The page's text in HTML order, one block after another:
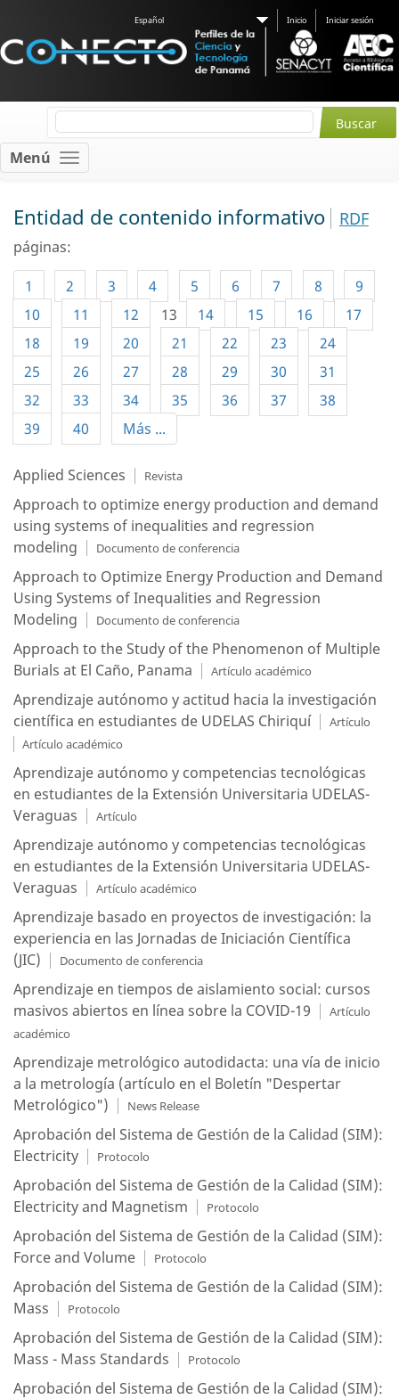
Español Inicio Iniciar sesión
Menú
Entidad de contenido informativo RDF
páginas:
1
2 3 4 5 6 7 8
9
10
11 12 13 14 15 16
17
18
19 20 21 22 23
24
25
26 27 28 29 30
31
32
33 34 35 36 37
38
39
40 Más ...
Applied Sciences Revista
Approach to optimize energy production and demand
using systems of inequalities and regression
modeling
Documento de conferencia
Approach to Optimize Energy Production and Demand
Using Systems of Inequalities and Regression
Modeling
Documento de conferencia
Approach to the Study of the Phenomenon of Multiple
Burials at El Caño, Panama
Artículo académico
Aprendizaje autónomo y actitud hacia la investigación
científica en estudiantes de UDELAS Chiriquí
Artículo
Artículo académico
Aprendizaje autónomo y competencias tecnológicas
en estudiantes de la Extensión Universitaria UDELAS-
Veraguas
Artículo
Aprendizaje autónomo y competencias tecnológicas
en estudiantes de la Extensión Universitaria UDELAS-
Veraguas
Artículo académico
Aprendizaje basado en proyectos de investigación: la
experiencia en las Jornadas de Iniciación Científica
(JIC)
Documento de conferencia
Aprendizaje en tiempos de aislamiento social: cursos
masivos abiertos en línea sobre la COVID-19
Artículo
académico
Aprendizaje metrológico autodidacta: una vía de inicio
a la metrología (artículo en el Boletín "Despertar
Metrológico")
News Release
Aprobación del Sistema de Gestión de la Calidad (SIM):
Electricity
Protocolo
Aprobación del Sistema de Gestión de la Calidad (SIM):
Electricity and Magnetism
Protocolo
Aprobación del Sistema de Gestión de la Calidad (SIM):
Force and Volume
Protocolo
Aprobación del Sistema de Gestión de la Calidad (SIM):
Mass
Protocolo
Aprobación del Sistema de Gestión de la Calidad (SIM):
Mass - Mass Standards
Protocolo
Aprobación del Sistema de Gestión de la Calidad (SIM):